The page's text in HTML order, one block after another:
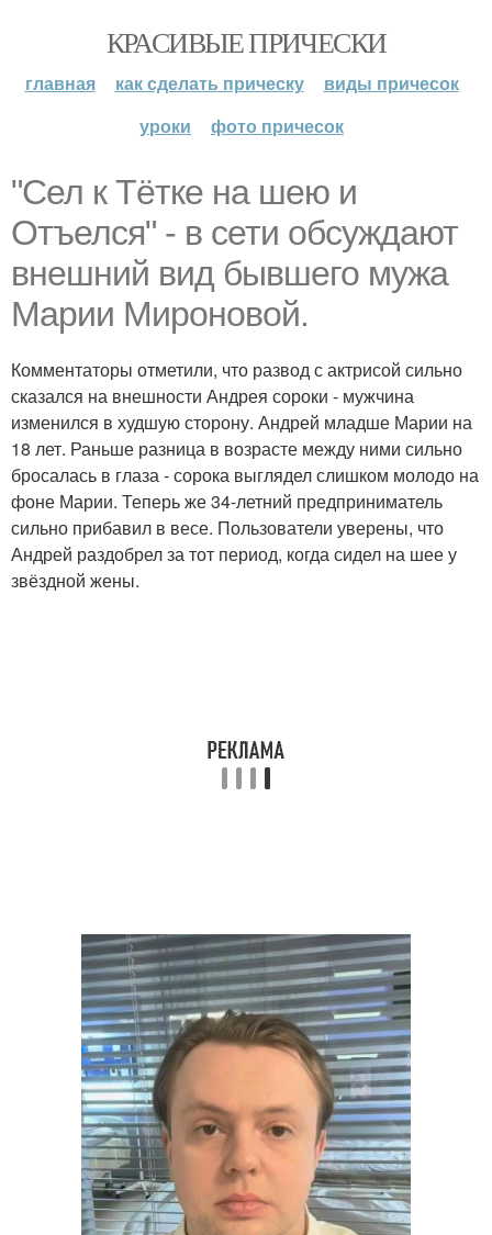
КРАСИВЫЕ ПРИЧЕСКИ
главная как сделать прическу
виды причесок
уроки
фото причесок
"Сел к Тётке на шею и
Отъелся" - в сети обсуждают
внешний вид бывшего мужа
Марии Мироновой.
Комментаторы отметили, что развод с актрисой сильно
сказался на внешности Андрея сороки - мужчина
изменился в худшую сторону. Андрей младше Марии на
18 лет. Раньше разница в возрасте между ними сильно
бросалась в глаза - сорока выглядел слишком молодо на
фоне Марии. Теперь же 34-летний предприниматель
сильно прибавил в весе. Пользователи уверены, что
Андрей раздобрел за тот период, когда сидел на шее у
звёздной жены.